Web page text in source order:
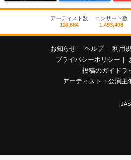
アーティスト数
126,684
コンサート数
1,493,408
お知らせ ｜ ヘルプ｜ 利用
プライバシーポリシー ｜
投稿のガイドラ
アーティスト・公演主